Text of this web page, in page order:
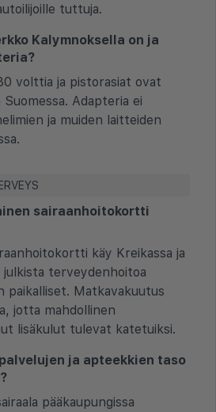
tuttuja.
Kalymnoksella on ja
volttia ja pistorasiat ovat
Adapteria ei
ja muiden laitteiden
sairaanhoitokortti
käy Kreikassa ja
julkista terveydenhoitoa
paikalliset. Matkavakuutus
jotta mahdollinen
lisäkulut tulevat katetuiksi.
ja apteekkien taso
pääkaupungissa